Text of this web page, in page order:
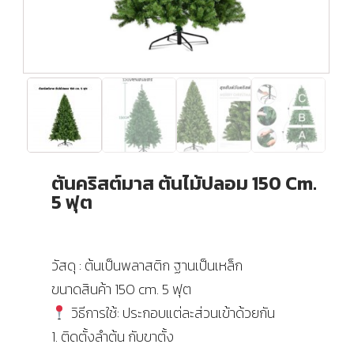
ต้นคริสต์มาส ต้นไม้ปลอม 150 Cm.
5 ฟุต
วัสดุ : ต้นเป็นพลาสติก ฐานเป็นเหล็ก
ขนาดสินค้า 150 cm. 5 ฟุต
วิธีการใช้: ประกอบแต่ละส่วนเข้าด้วยกัน
1. ติดตั้งลำต้น กับขาตั้ง